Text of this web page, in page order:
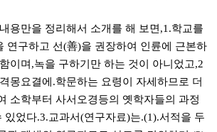
용만을 정리해서 소개를 해 보면,1.학교를
연구하고 선(善)을 권장하여 인륜에 근본하
이며,녹을 구하기만 하는 것이 아니었고,2
몽요결에.학문하는 요령이 자세하므로 더
소학부터 사서오경등의 옛학자들의 과정
있었다.3.교과서(연구자료)는.(1).서적을 두